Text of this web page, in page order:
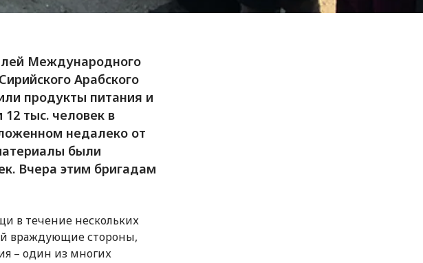
Международного
Арабского
продукты питания и
тыс. человек в
недалеко от
были
Вчера этим бригадам
в течение нескольких
враждующие стороны,
– один из многих